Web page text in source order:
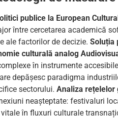
publice la European
între cercetarea academică
ale factorilor de decizie. Soluția
culturală analog
în instrumente
depășesc paradigma
sectorului. Analiza rețelelor
neașteptate: festivaluri
în fluxuri culturale